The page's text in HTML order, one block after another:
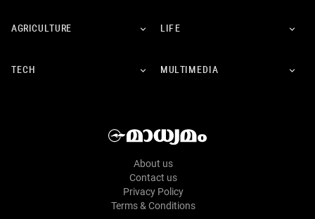
AGRICULTURE LIFE
TECH MULTIMEDIA
About us
Contact us
Privacy Policy
Terms & Conditions